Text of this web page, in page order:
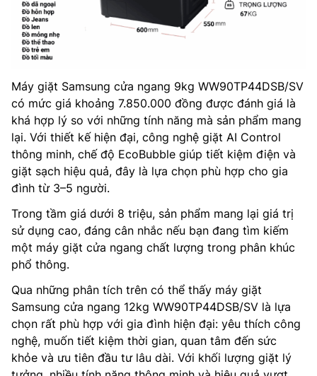
Máy giặt Samsung cửa ngang 9kg WW90TP44DSB/SV
có mức giá khoảng 7.850.000 đồng được đánh giá là
khá hợp lý so với những tính năng mà sản phẩm mang
lại. Với thiết kế hiện đại, công nghệ giặt AI Control
thông minh, chế độ EcoBubble giúp tiết kiệm điện và
giặt sạch hiệu quả, đây là lựa chọn phù hợp cho gia
đình từ 3–5 người.
Trong tầm giá dưới 8 triệu, sản phẩm mang lại giá trị
sử dụng cao, đáng cân nhắc nếu bạn đang tìm kiếm
một máy giặt cửa ngang chất lượng trong phân khúc
phổ thông.
Qua những phân tích trên có thể thấy máy giặt
Samsung cửa ngang 12kg WW90TP44DSB/SV là lựa
chọn rất phù hợp với gia đình hiện đại: yêu thích công
nghệ, muốn tiết kiệm thời gian, quan tâm đến sức
khỏe và ưu tiên đầu tư lâu dài. Với khối lượng giặt lý